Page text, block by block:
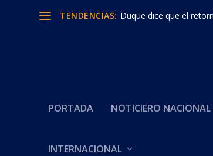
TENDENCIAS: Duque dice que el
PORTADA NOTICIERO
INTERNACIONAL